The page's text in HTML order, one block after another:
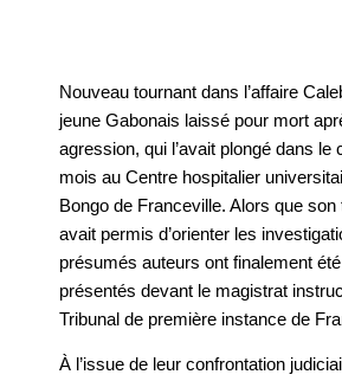
Nouveau tournant dans l’affaire
jeune Gabonais laissé pour mort
agression, qui l’avait plongé dans le
mois au Centre hospitalier
Bongo de Franceville. Alors que son
avait permis d’orienter les
présumés auteurs ont finalement
présentés devant le magistrat
Tribunal de première instance de
À l’issue de leur confrontation